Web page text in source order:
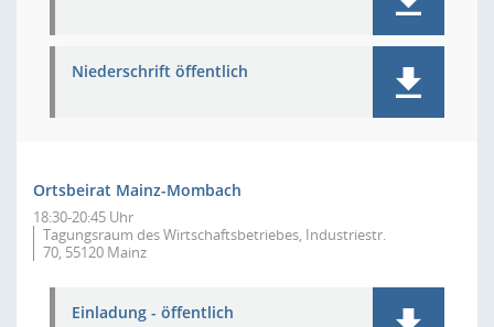
Niederschrift öffentlich
Ortsbeirat Mainz-Mombach
18:30-20:45 Uhr
Tagungsraum des Wirtschaftsbetriebes, Industriestr.
70, 55120 Mainz
Einladung - öffentlich